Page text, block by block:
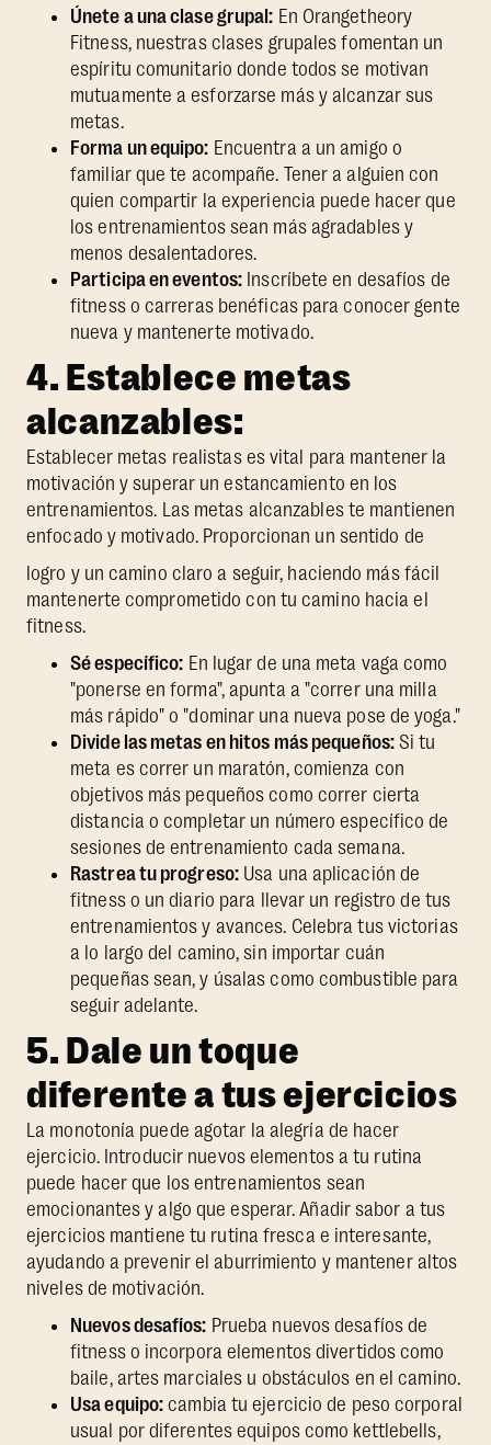
Únete a una clase grupal: En Orangetheory
Fitness, nuestras clases grupales fomentan un
espíritu comunitario donde todos se motivan
mutuamente a esforzarse más y alcanzar sus
metas.
Forma un equipo: Encuentra a un amigo o
familiar que te acompañe. Tener a alguien con
quien compartir la experiencia puede hacer que
los entrenamientos sean más agradables y
menos desalentadores.
Participa en eventos: Inscríbete en desafíos de
fitness o carreras benéficas para conocer gente
nueva y mantenerte motivado.
4. Establece metas
alcanzables:
Establecer metas realistas es vital para mantener la
motivación y superar un estancamiento en los
entrenamientos. Las metas alcanzables te mantienen
enfocado y motivado. Proporcionan un sentido de
logro y un camino claro a seguir, haciendo más fácil
mantenerte comprometido con tu camino hacia el
fitness.
Sé específico: En lugar de una meta vaga como
"ponerse en forma", apunta a "correr una milla
más rápido" o "dominar una nueva pose de yoga."
Divide las metas en hitos más pequeños:Si tu
meta es correr un maratón, comienza con
objetivos más pequeños como correr cierta
distancia o completar un número específico de
sesiones de entrenamiento cada semana.
Rastrea tu progreso: Usa una aplicación de
fitness o un diario para llevar un registro de tus
entrenamientos y avances. Celebra tus victorias
a lo largo del camino, sin importar cuán
pequeñas sean, y úsalas como combustible para
seguir adelante.
5. Dale un toque
diferente a tus ejercicios
La monotonía puede agotar la alegría de hacer
ejercicio. Introducir nuevos elementos a tu rutina
puede hacer que los entrenamientos sean
emocionantes y algo que esperar. Añadir sabor a tus
ejercicios mantiene tu rutina fresca e interesante,
ayudando a prevenir el aburrimiento y mantener altos
niveles de motivación.
Nuevos desafíos: Prueba nuevos desafíos de
fitness o incorpora elementos divertidos como
baile, artes marciales u obstáculos en el camino.
Usa equipo: cambia tu ejercicio de peso corporal
usual por diferentes equipos como kettlebells,